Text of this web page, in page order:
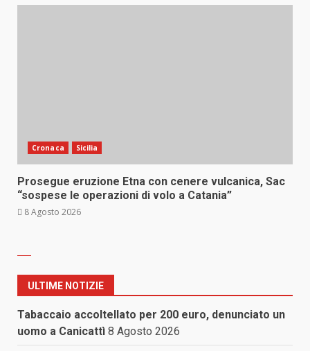
Cronaca Sicilia
Prosegue eruzione Etna con cenere vulcanica, Sac
“sospese le operazioni di volo a Catania”
8 Agosto 2026
ULTIME NOTIZIE
Tabaccaio accoltellato per 200 euro, denunciato un
uomo a Canicattì 8 Agosto 2026